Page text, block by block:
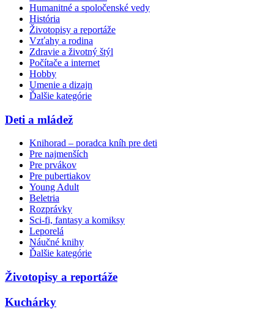
Humanitné a spoločenské vedy
História
Životopisy a reportáže
Vzťahy a rodina
Zdravie a životný štýl
Počítače a internet
Hobby
Umenie a dizajn
Ďalšie kategórie
Deti a mládež
Knihorad – poradca kníh pre deti
Pre najmenších
Pre prvákov
Pre pubertiakov
Young Adult
Beletria
Rozprávky
Sci-fi, fantasy a komiksy
Leporelá
Náučné knihy
Ďalšie kategórie
Životopisy a reportáže
Kuchárky